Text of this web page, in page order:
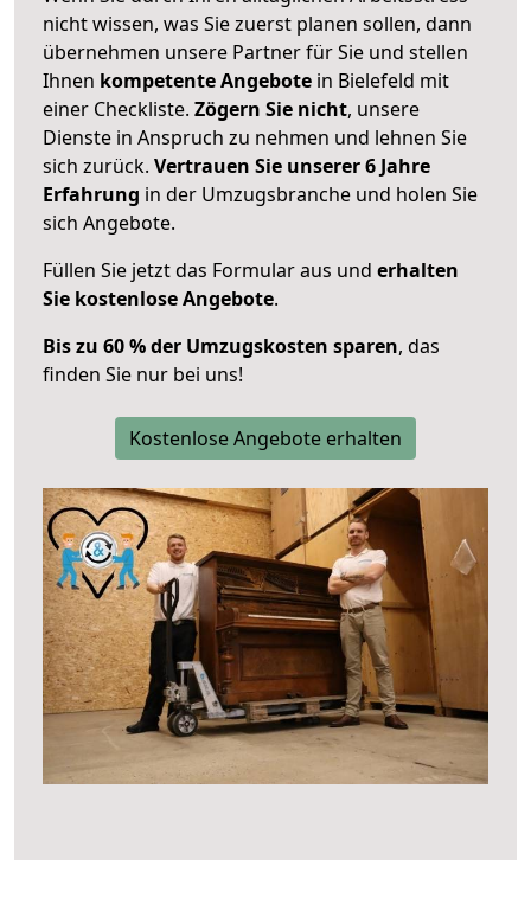
nicht wissen, was Sie zuerst planen sollen, dann
übernehmen unsere Partner für Sie und stellen
Ihnen kompetente Angebote in Bielefeld mit
einer Checkliste. Zögern Sie nicht, unsere
Dienste in Anspruch zu nehmen und lehnen Sie
sich zurück. Vertrauen Sie unserer 6 Jahre
Erfahrung in der Umzugsbranche und holen Sie
sich Angebote.
Füllen Sie jetzt das Formular aus und erhalten
Sie kostenlose Angebote.
Bis zu 60 % der Umzugskosten sparen, das
finden Sie nur bei uns!
Kostenlose Angebote erhalten